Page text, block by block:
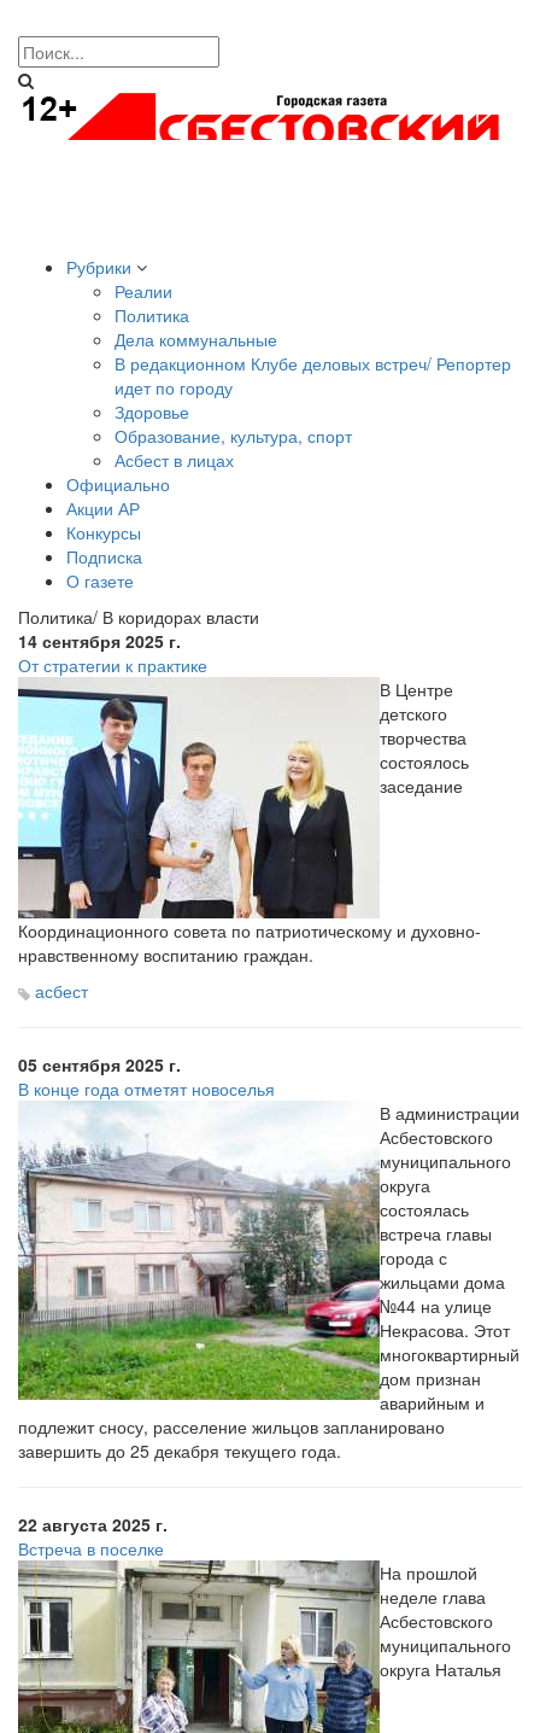
Рубрики
Реалии
Политика
Дела коммунальные
В редакционном Клубе деловых встреч/ Репортер
идет по городу
Здоровье
Образование, культура, спорт
Асбест в лицах
Официально
Акции АР
Конкурсы
Подписка
О газете
Политика/ В коридорах власти
14 сентября 2025 г.
От стратегии к практике
В Центре
детского
творчества
состоялось
заседание
Координационного совета по патриотическому и духовно-
нравственному воспитанию граждан.
асбест
05 сентября 2025 г.
В конце года отметят новоселья
В администрации
Асбестовского
муниципального
округа
состоялась
встреча главы
города с
жильцами дома
№44 на улице
Некрасова. Этот
многоквартирный
дом признан
аварийным и
подлежит сносу, расселение жильцов запланировано
завершить до 25 декабря текущего года.
22 августа 2025 г.
Встреча в поселке
На прошлой
неделе глава
Асбестовского
муниципального
округа Наталья